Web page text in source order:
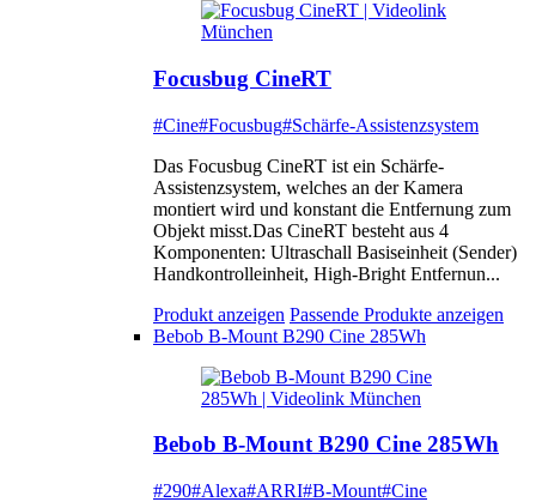
Focusbug CineRT
#Cine#Focusbug#Schärfe-Assistenzsystem
Das Focusbug CineRT ist ein Schärfe-
Assistenzsystem, welches an der Kamera
montiert wird und konstant die Entfernung zum
Objekt misst.Das CineRT besteht aus 4
Komponenten: Ultraschall Basiseinheit (Sender)
Handkontrolleinheit, High-Bright Entfernun...
Produkt anzeigen Passende Produkte anzeigen
Bebob B-Mount B290 Cine 285Wh
Bebob B-Mount B290 Cine 285Wh
#290#Alexa#ARRI#B-Mount#Cine